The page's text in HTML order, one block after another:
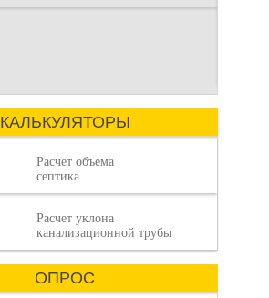
Современный
отсутствие
где каждая деталь
имеет значение.
КАЛЬКУЛЯТОРЫ
Расчет объема
септика
Расчет уклона
канализационной трубы
ОПРОС